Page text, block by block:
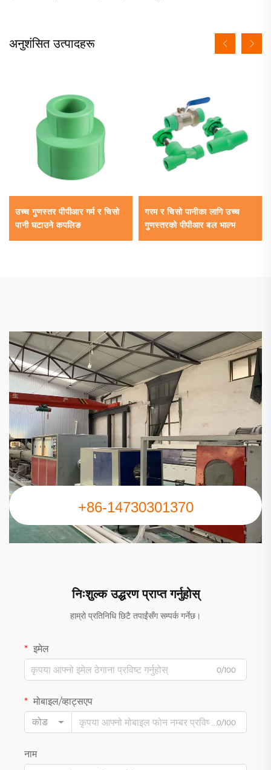
अनुशंसित उत्पादहरू
उच्च गुणस्तर पीपीआर गर्म र चिसो
पानी घटाउने कपलिङ
गरम र चिसो पानीका लागि उच्च
गुणस्तरको पीपीआर बल भाल्भ
+86-14730301370
निःशुल्क उद्धरण प्राप्त गर्नुहोस्
हाम्रो प्रतिनिधि छिटै तपाईंसँग सम्पर्क गर्नेछ।
इमेल
0/100
मोबाइल/व्हाट्सएप
कोड
0/100
नाम